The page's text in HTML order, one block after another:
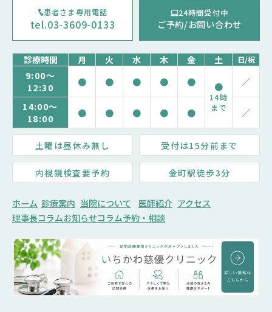
患者さま専用電話
tel.03-3609-0133
24時間受付中
ご予約/お問い合わせ
診療時間 月 火 水 木 金 土 日/祝
9:00～
12:30
● ● ● ● ● ●
14時
まで
／
14:00～
18:00
● ● ● ● ● ／
土曜は昼休み無し 受付は15分前まで
内視鏡検査要予約 金町駅徒歩3分
ホーム 診療案内 当院について 医師紹介 アクセス
理事長コラムお知らせコラム予約・相談